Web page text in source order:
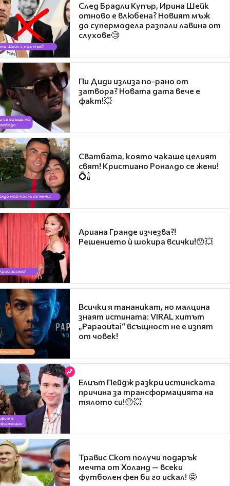
След Брадли Купър, Ирина Шейк
отново е влюбена? Новият мъж
до супермодела разпали лавина от
слухове🧐
Пи Диди излиза по-рано от
затвора? Новата дата вече е
факт!💥
Сватбата, която чакаше целият
свят! Кристиано Роналдо се жени!
💍🍾
Ариана Гранде изчезва?!
Решението ѝ шокира всички!😯💥
Всички я тананикат, но малцина
знаят истината: VIRAL хитът
„Papaoutai“ всъщност не е изпят
от човек!
Елиът Пейдж разкри истинската
причина за трансформацията на
тялото си!😯💥
Травис Скот получи подарък
мечта от Холанд — всеки
футболен фен би го искал! 🤩